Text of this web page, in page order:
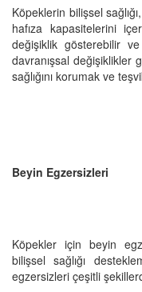
Köpeklerin bilişsel
hafıza kapasitelerini
değişiklik gösterebilir
davranışsal değişiklikler
sağlığını korumak ve
Beyin Egzersizleri
Köpekler için beyin
bilişsel sağlığı
egzersizleri çeşitli